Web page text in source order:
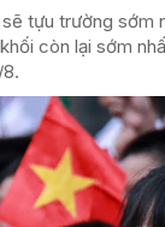
tựu trường sớm
còn lại sớm